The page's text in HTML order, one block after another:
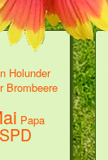
Holunder
Brombeere
Papa
SPD